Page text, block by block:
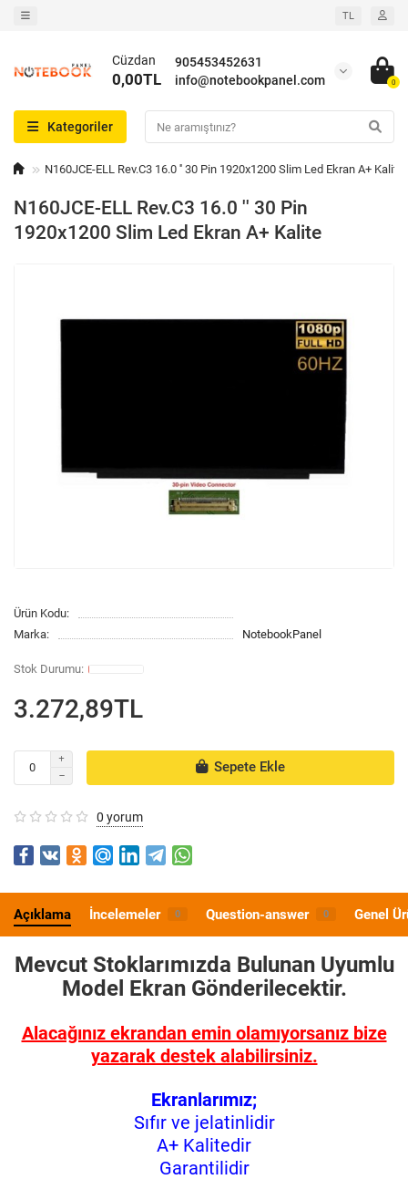
TL
905453452631
info@notebookpanel.com
Cüzdan
0,00TL 0
Kategoriler
N160JCE-ELL Rev.C3 16.0 '' 30 Pin 1920x1200 Slim Led Ekran A+ Kalite
N160JCE-ELL Rev.C3 16.0 '' 30 Pin
1920x1200 Slim Led Ekran A+ Kalite
Ürün Kodu:
Marka:
NotebookPanel
3.272,89TL
Sepete Ekle
0 yorum
Açıklama İncelemeler 0 Question-answer 0 Genel
Mevcut Stoklarımızda Bulunan Uyumlu
Model Ekran Gönderilecektir.
Alacağınız ekrandan emin olamıyorsanız bize
yazarak destek alabilirsiniz.
Ekranlarımız;
Sıfır ve jelatinlidir
A+ Kalitedir
Garantilidir